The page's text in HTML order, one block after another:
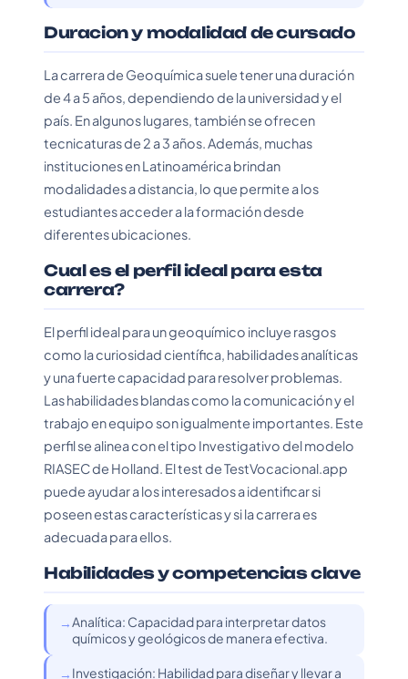
Duracion y modalidad de cursado
La carrera de Geoquímica suele tener una duración
de 4 a 5 años, dependiendo de la universidad y el
país. En algunos lugares, también se ofrecen
tecnicaturas de 2 a 3 años. Además, muchas
instituciones en Latinoamérica brindan
modalidades a distancia, lo que permite a los
estudiantes acceder a la formación desde
diferentes ubicaciones.
Cual es el perfil ideal para esta
carrera?
El perfil ideal para un geoquímico incluye rasgos
como la curiosidad científica, habilidades analíticas
y una fuerte capacidad para resolver problemas.
Las habilidades blandas como la comunicación y el
trabajo en equipo son igualmente importantes. Este
perfil se alinea con el tipo Investigativo del modelo
RIASEC de Holland. El test de TestVocacional.app
puede ayudar a los interesados a identificar si
poseen estas características y si la carrera es
adecuada para ellos.
Habilidades y competencias clave
Analítica: Capacidad para interpretar datos
químicos y geológicos de manera efectiva.
Investigación: Habilidad para diseñar y llevar a